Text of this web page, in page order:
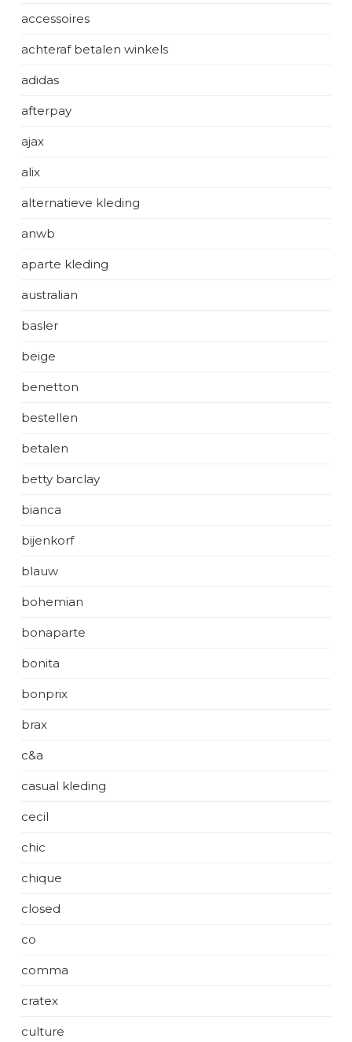
accessoires
achteraf betalen winkels
adidas
afterpay
ajax
alix
alternatieve kleding
anwb
aparte kleding
australian
basler
beige
benetton
bestellen
betalen
betty barclay
bianca
bijenkorf
blauw
bohemian
bonaparte
bonita
bonprix
brax
c&a
casual kleding
cecil
chic
chique
closed
co
comma
cratex
culture